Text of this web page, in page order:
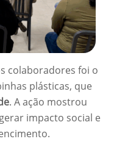
colaboradores foi o
plásticas, que
. A ação mostrou
impacto social e